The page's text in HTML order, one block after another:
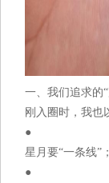
一、我们追求的
刚入圈时，我也
●
星月要“一条线”；
●